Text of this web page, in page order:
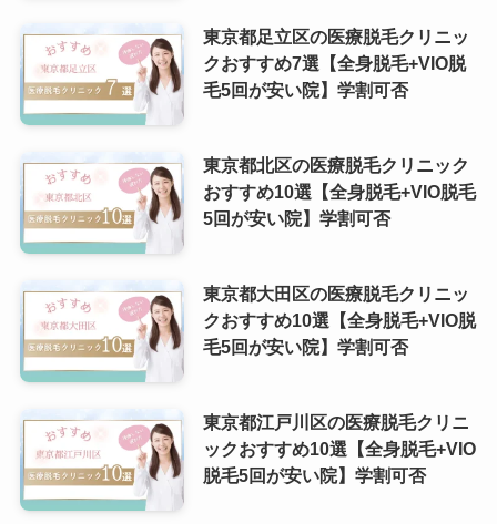
東京都足立区の医療脱毛クリニッ
クおすすめ7選【全身脱毛+VIO脱
毛5回が安い院】学割可否
東京都北区の医療脱毛クリニック
おすすめ10選【全身脱毛+VIO脱毛
5回が安い院】学割可否
東京都大田区の医療脱毛クリニッ
クおすすめ10選【全身脱毛+VIO脱
毛5回が安い院】学割可否
東京都江戸川区の医療脱毛クリニ
ックおすすめ10選【全身脱毛+VIO
脱毛5回が安い院】学割可否